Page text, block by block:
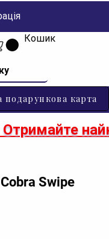
Кошик
подарункова карта
Swipe